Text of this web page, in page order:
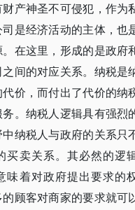
产神圣不可侵犯，作为
是经济活动的主体，也
在这里，形成的是政府
间的对应关系。纳税是
价，而付出了代价的纳
。纳税人逻辑具有强烈
纳税人与政府的关系只
买卖关系。其必然的逻
味着对政府提出要求的
顾客对商家的要求就可